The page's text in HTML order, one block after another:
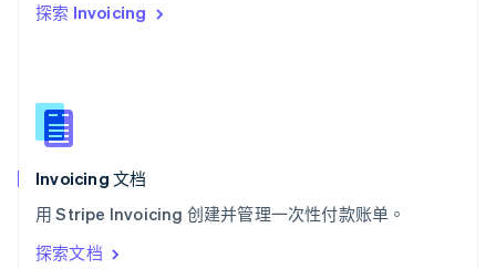
探索 Invoicing
Invoicing 文档
用 Stripe Invoicing 创建并管理一次性付款账单。
探索文档
西班牙
新西兰
English
匈牙利
English
ItalianoEnglish
印度
English